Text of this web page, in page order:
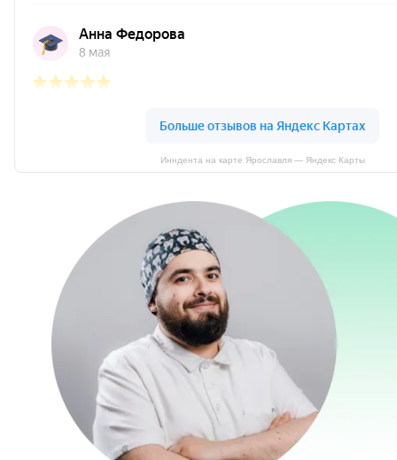
Инндента на карте Ярославля — Яндекс Карты